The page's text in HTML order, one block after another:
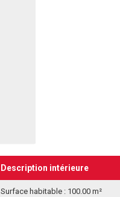
Description intérieure
Surface habitable : 100.00 m²